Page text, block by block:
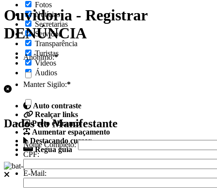
Fotos
Notícias
Secretarias
Servidor
Transparência
Turistas
Videos
Áudios
Auto contraste
Realçar links
Preto e branco
Aumentar espaçamento
Destacando cursor
Regua guia
Ouvidoria - Registrar
DENÚNCIA
Anônimo:*
Manter Sigilo:*
Dados do Manifestante
Nome Completo:
CPF:
E-Mail: